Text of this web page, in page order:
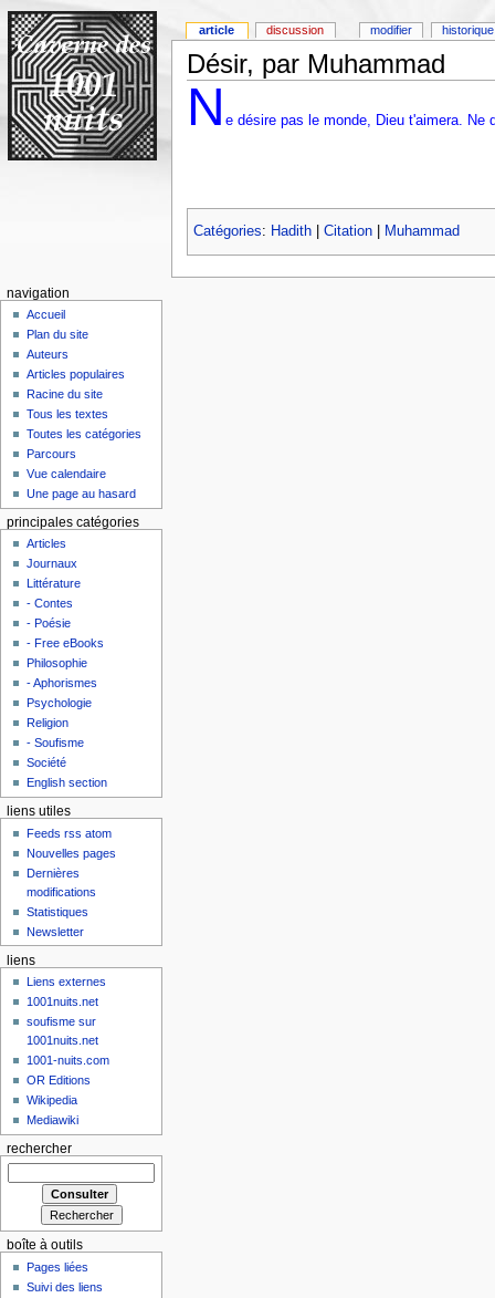
Désir, par Muhammad
N e désire pas le monde, Dieu t'aimera.
Catégories: Hadith| Citation| Muhammad
article discussion modifier historique
navigation
Accueil
Plan du site
Auteurs
Articles populaires
Racine du site
Tous les textes
Toutes les catégories
Parcours
Vue calendaire
Une page au hasard
principales catégories
Articles
Journaux
Littérature
- Contes
- Poésie
- Free eBooks
Philosophie
- Aphorismes
Psychologie
Religion
- Soufisme
Société
English section
liens utiles
Feeds rss atom
Nouvelles pages
Dernières
modifications
Statistiques
Newsletter
liens
Liens externes
1001nuits.net
soufisme sur
1001nuits.net
1001-nuits.com
OR Editions
Wikipedia
Mediawiki
rechercher
boîte à outils
Pages liées
Suivi des liens